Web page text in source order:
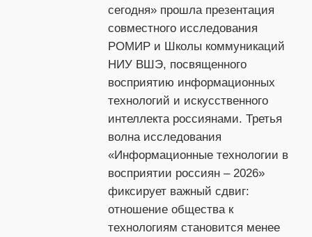
сегодня» прошла презентация
совместного исследования
РОМИР и Школы коммуникаций
НИУ ВШЭ, посвященного
восприятию информационных
технологий и искусственного
интеллекта россиянами. Третья
волна исследования
«Информационные технологии в
восприятии россиян – 2026»
фиксирует важный сдвиг:
отношение общества к
технологиям становится менее